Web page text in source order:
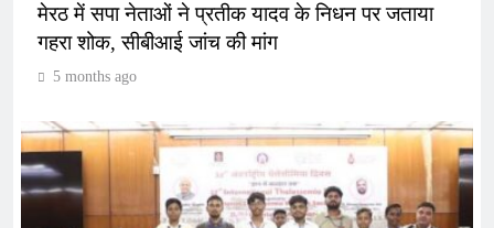
मेरठ में सपा नेताओं ने प्रतीक यादव के निधन पर जताया
गहरा शोक, सीबीआई जांच की मांग
5 months ago